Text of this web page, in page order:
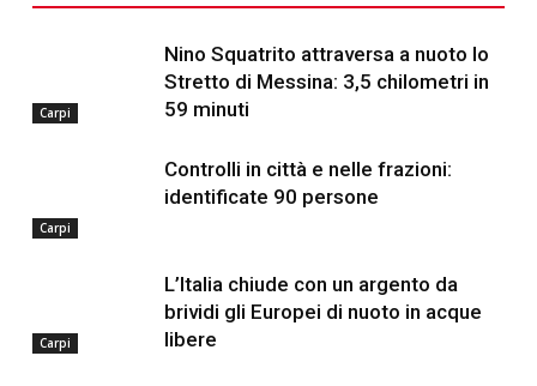
Carpi
Nino Squatrito attraversa a nuoto lo
Stretto di Messina: 3,5 chilometri in
59 minuti
Carpi
Controlli in città e nelle frazioni:
identificate 90 persone
Carpi
L’Italia chiude con un argento da
brividi gli Europei di nuoto in acque
libere